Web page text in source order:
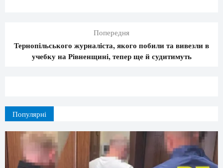
Попередня
Тернопільського журналіста, якого побили та вивезли в
учебку на Рівненщині, тепер ще й судитимуть
Популярні